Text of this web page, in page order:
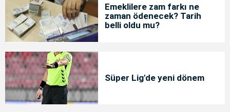
Emeklilere zam farkı ne
zaman ödenecek? Tarih
belli oldu mu?
Süper Lig'de yeni dönem